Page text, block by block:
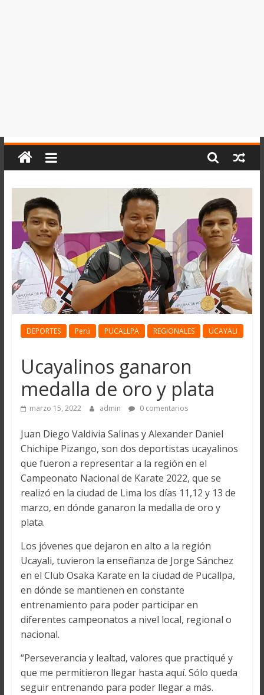
DEPORTES Perú PUCALLPA REGIONALES UCAYALI
Ucayalinos ganaron
medalla de oro y plata
marzo 15, 2022 admin 0 comentarios
Juan Diego Valdivia Salinas y Alexander Daniel
Chichipe Pizango, son dos deportistas ucayalinos
que fueron a representar a la región en el
Campeonato Nacional de Karate 2022, que se
realizó en la ciudad de Lima los días 11,12 y 13 de
marzo, en dónde ganaron la medalla de oro y
plata.
Los jóvenes que dejaron en alto a la región
Ucayali, tuvieron la enseñanza de Jorge Sánchez
en el Club Osaka Karate en la ciudad de Pucallpa,
en dónde se mantienen en constante
entrenamiento para poder participar en
diferentes campeonatos a nivel local, regional o
nacional.
“Perseverancia y lealtad, valores que practiqué y
que me permitieron llegar hasta aquí. Sólo queda
seguir entrenando para poder llegar a más.